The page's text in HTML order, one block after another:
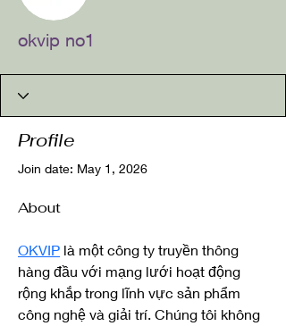
okvip no1
Profile
Join date: May 1, 2026
About
OKVIP là một công ty truyền thông
hàng đầu với mạng lưới hoạt động
rộng khắp trong lĩnh vực sản phẩm
công nghệ và giải trí. Chúng tôi không